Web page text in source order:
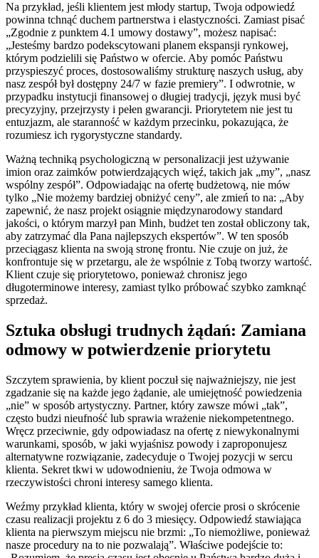
Na przykład, jeśli klientem jest młody startup, Twoja odpowiedź
powinna tchnąć duchem partnerstwa i elastyczności. Zamiast pisać
„Zgodnie z punktem 4.1 umowy dostawy”, możesz napisać:
„Jesteśmy bardzo podekscytowani planem ekspansji rynkowej,
którym podzielili się Państwo w ofercie. Aby pomóc Państwu
przyspieszyć proces, dostosowaliśmy strukturę naszych usług, aby
nasz zespół był dostępny 24/7 w fazie premiery”. I odwrotnie, w
przypadku instytucji finansowej o długiej tradycji, język musi być
precyzyjny, przejrzysty i pełen gwarancji. Priorytetem nie jest tu
entuzjazm, ale staranność w każdym przecinku, pokazująca, że
rozumiesz ich rygorystyczne standardy.
Ważną techniką psychologiczną w personalizacji jest używanie
imion oraz zaimków potwierdzających więź, takich jak „my”, „nasz
wspólny zespół”. Odpowiadając na ofertę budżetową, nie mów
tylko „Nie możemy bardziej obniżyć ceny”, ale zmień to na: „Aby
zapewnić, że nasz projekt osiągnie międzynarodowy standard
jakości, o którym marzył pan Minh, budżet ten został obliczony tak,
aby zatrzymać dla Pana najlepszych ekspertów”. W ten sposób
przeciągasz klienta na swoją stronę frontu. Nie czuje on już, że
konfrontuje się w przetargu, ale że wspólnie z Tobą tworzy wartość.
Klient czuje się priorytetowo, ponieważ chronisz jego
długoterminowe interesy, zamiast tylko próbować szybko zamknąć
sprzedaż.
Sztuka obsługi trudnych żądań: Zamiana
odmowy w potwierdzenie priorytetu
Szczytem sprawienia, by klient poczuł się najważniejszy, nie jest
zgadzanie się na każde jego żądanie, ale umiejętność powiedzenia
„nie” w sposób artystyczny. Partner, który zawsze mówi „tak”,
często budzi nieufność lub sprawia wrażenie niekompetentnego.
Wręcz przeciwnie, gdy odpowiadasz na ofertę z niewykonalnymi
warunkami, sposób, w jaki wyjaśnisz powody i zaproponujesz
alternatywne rozwiązanie, zadecyduje o Twojej pozycji w sercu
klienta. Sekret tkwi w udowodnieniu, że Twoja odmowa w
rzeczywistości chroni interesy samego klienta.
Weźmy przykład klienta, który w swojej ofercie prosi o skrócenie
czasu realizacji projektu z 6 do 3 miesięcy. Odpowiedź stawiająca
klienta na pierwszym miejscu nie brzmi: „To niemożliwe, ponieważ
nasze procedury na to nie pozwalają”. Właściwe podejście to: